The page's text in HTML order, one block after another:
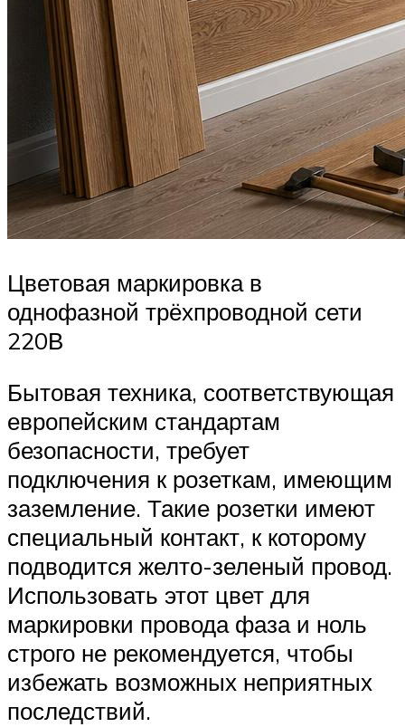
Цветовая маркировка в
однофазной трёхпроводной сети
220В
Бытовая техника, соответствующая
европейским стандартам
безопасности, требует
подключения к розеткам, имеющим
заземление. Такие розетки имеют
специальный контакт, к которому
подводится желто-зеленый провод.
Использовать этот цвет для
маркировки провода фаза и ноль
строго не рекомендуется, чтобы
избежать возможных неприятных
последствий.